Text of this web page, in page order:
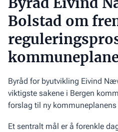
Bolstad om
Byråd for byutvikling Eivind
viktigste sakene i Bergen
forslag til ny
Et sentralt mål er å forenkle